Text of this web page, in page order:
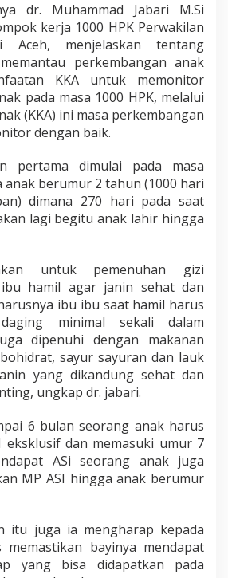
dr. Muhammad Jabari M.Si
kerja 1000 HPK Perwakilan
Aceh, menjelaskan tentang
perkembangan anak
KKA untuk memonitor
pada masa 1000 HPK, melalui
(KKA) ini masa perkembangan
dengan baik.
pertama dimulai pada masa
anak berumur 2 tahun (1000 hari
dimana 270 hari pada saat
lagi begitu anak lahir hingga
untuk pemenuhan gizi
hamil agar janin sehat dan
ibu ibu saat hamil harus
daging minimal sekali dalam
dipenuhi dengan makanan
sayur sayuran dan lauk
yang dikandung sehat dan
ungkap dr. jabari.
6 bulan seorang anak harus
eksklusif dan memasuki umur 7
ASi seorang anak juga
MP ASI hingga anak berumur
itu juga ia mengharap kepada
bayinya mendapat
yang bisa didapatkan pada